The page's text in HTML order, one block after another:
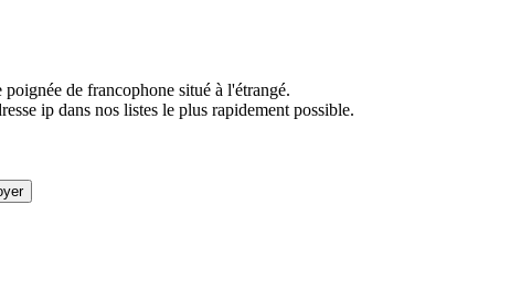
de francophone situé à l'étrangé.
ip dans nos listes le plus rapidement possible.